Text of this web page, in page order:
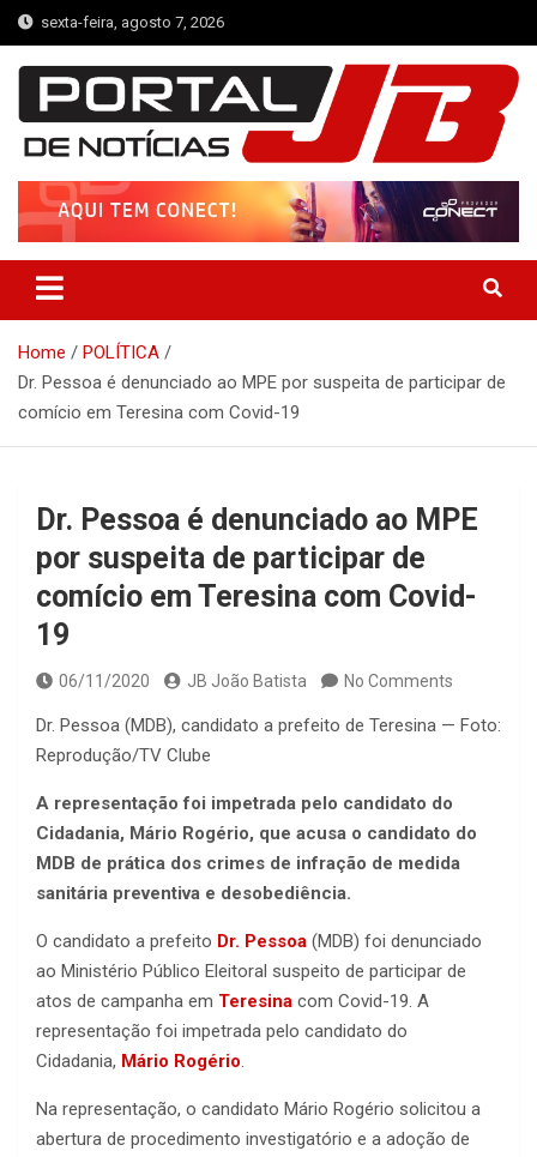
Skip
to
content
sexta-feira, agosto 7, 2026
Portal de Notícias JB
Notícias de Simplício Mendes e Região
Home
POLÍTICA
Dr. Pessoa é denunciado ao MPE por suspeita de participar de
comício em Teresina com Covid-19
Dr. Pessoa é denunciado ao MPE
por suspeita de participar de
comício em Teresina com Covid-
19
06/11/2020 JB João Batista No Comments
Dr. Pessoa (MDB), candidato a prefeito de Teresina — Foto:
Reprodução/TV Clube
A representação foi impetrada pelo candidato do
Cidadania, Mário Rogério, que acusa o candidato do
MDB de prática dos crimes de infração de medida
sanitária preventiva e desobediência.
O candidato a prefeito Dr. Pessoa (MDB) foi denunciado
ao Ministério Público Eleitoral suspeito de participar de
atos de campanha em Teresina com Covid-19. A
representação foi impetrada pelo candidato do
Cidadania, Mário Rogério.
Na representação, o candidato Mário Rogério solicitou a
abertura de procedimento investigatório e a adoção de